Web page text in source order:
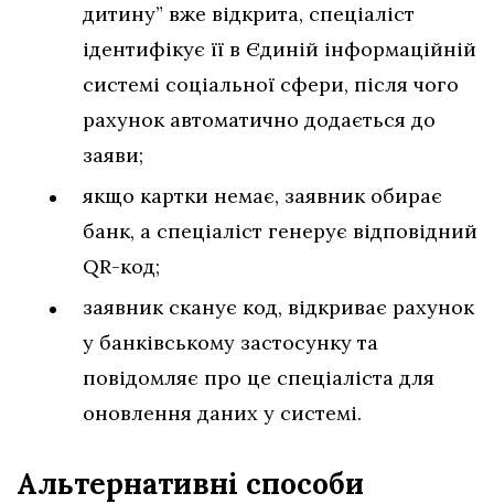
дитину” вже відкрита, спеціаліст
ідентифікує її в Єдиній інформаційній
системі соціальної сфери, після чого
рахунок автоматично додається до
заяви;
якщо картки немає, заявник обирає
банк, а спеціаліст генерує відповідний
QR-код;
заявник сканує код, відкриває рахунок
у банківському застосунку та
повідомляє про це спеціаліста для
оновлення даних у системі.
Альтернативні способи